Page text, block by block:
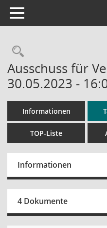
Toggle navigation
Ausschuss für
30.05.2023 -
Informationen
TOP-Liste
Informationen
4 Dokumente